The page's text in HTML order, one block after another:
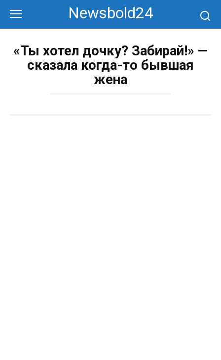
контенту
Newsbold24
«Ты хотел дочку? Забирай!» —
сказала когда-то бывшая
жена